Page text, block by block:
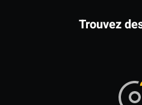
Trouvez